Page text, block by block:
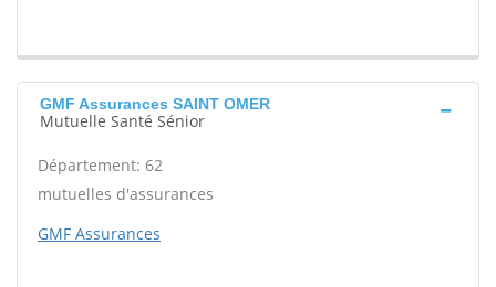
GMF Assurances SAINT OMER
Mutuelle Santé Sénior
Département: 62
mutuelles d'assurances
GMF Assurances